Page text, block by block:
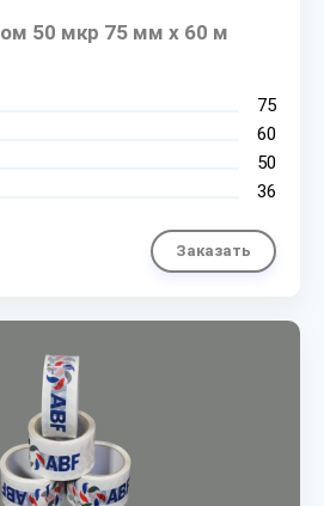
50 мкр 75 мм х 60 м
75
60
50
36
Заказать